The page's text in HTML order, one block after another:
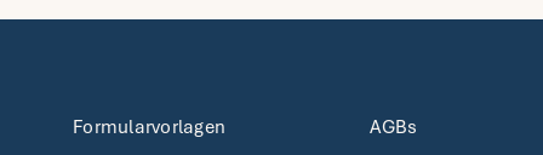
Formularvorlagen AGBs